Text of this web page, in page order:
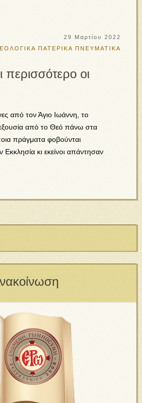
29 Μαρτίου 2022
ΠΑΤΕΡΙΚΑ ΠΝΕΥΜΑΤΙΚΑ
περισσότερο οι
από τον Άγιο Ιωάννη, το
από το Θεό πάνω στα
πράγματα φοβούνται
κι εκείνοι απάντησαν